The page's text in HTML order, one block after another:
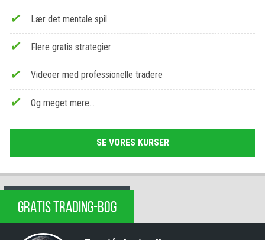
Lær det mentale spil
Flere gratis strategier
Videoer med professionelle tradere
Og meget mere…
SE VORES KURSER
GRATIS TRADING-BOG